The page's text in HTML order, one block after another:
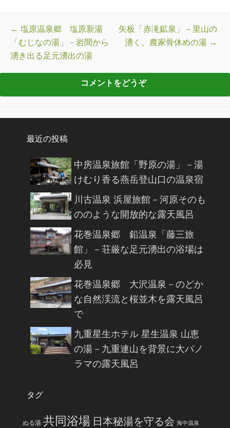
投稿ナビゲーション
← 塩原温泉郷 塩原新湯
「むじなの湯」－岩間から
湧き出る足元湧出の湯
矢板「赤滝鉱泉」－里山の
湧く、農家骨休めの湯 →
最近の投稿
中房温泉旅館「野原の湯」－湯
けむり香る燕岳登山口の温泉宿
川古温泉 浜屋旅館－河原そのも
ののような開放的な露天風呂
花巻温泉郷 鉛温泉「藤三旅
館」－荘厳な足元湧出の浴場は
必見
花巻温泉郷 大沢温泉－のどか
な自然渓流と桜並木を露天風呂
で
九重星生ホテル 星生温泉 山恵
の湯－九重連山を背景に大パノ
ラマの露天風呂
タグ
ぬる湯 共同浴場 日本秘湯を守る会 海中温泉